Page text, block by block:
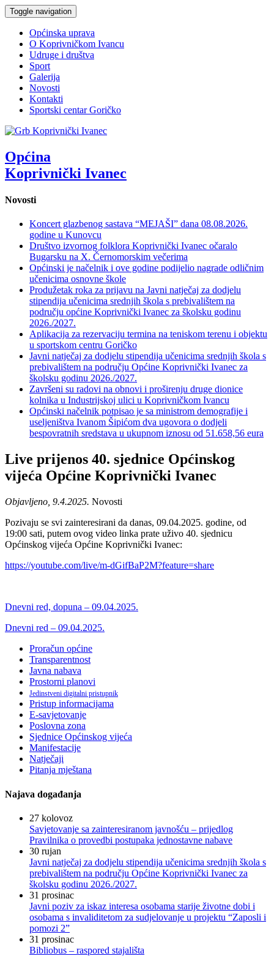
Toggle navigation
Općinska uprava
O Koprivničkom Ivancu
Udruge i društva
Sport
Galerija
Novosti
Kontakti
Sportski centar Goričko
Općina
Koprivnički Ivanec
Novosti
Koncert glazbenog sastava “MEJAŠI” dana 08.08.2026.
godine u Kunovcu
Društvo izvornog folklora Koprivnički Ivanec očaralo
Bugarsku na X. Černomorskim večerima
Općinski je načelnik i ove godine podijelio nagrade odličnim
učenicima osnovne škole
Produžetak roka za prijavu na Javni natječaj za dodjelu
stipendija učenicima srednjih škola s prebivalištem na
području općine Koprivnički Ivanec za školsku godinu
2026./2027.
Aplikacija za rezervaciju termina na teniskom terenu i objektu
u sportskom centru Goričko
Javni natječaj za dodjelu stipendija učenicima srednjih škola s
prebivalištem na području Općine Koprivnički Ivanec za
školsku godinu 2026./2027.
Završeni su radovi na obnovi i proširenju druge dionice
kolnika u Industrijskoj ulici u Koprivničkom Ivancu
Općinski načelnik potpisao je sa ministrom demografije i
useljeništva Ivanom Šipićom dva ugovora o dodjeli
bespovratnih sredstava u ukupnom iznosu od 51.658,56 eura
Live prijenos 40. sjednice Općinskog
vijeća Općine Koprivnički Ivanec
Objavljeno, 9.4.2025. Novosti
Pozivaju se svi zainteresirani da danas, 09.04.2025. godine, od
19:00 sati, putem ovog video linka prate uživo 40. sjednicu
Općinskog vijeća Općine Koprivnički Ivanec:
https://youtube.com/live/m-dGifBaP2M?feature=share
Dnevni red, dopuna – 09.04.2025.
Dnevni red – 09.04.2025.
Proračun općine
Transparentnost
Javna nabava
Prostorni planovi
Jedinstveni digitalni pristupnik
Pristup informacijama
E-savjetovanje
Poslovna zona
Sjednice Općinskog vijeća
Manifestacije
Natječaji
Pitanja mještana
Najava događanja
27 kolovoz
Savjetovanje sa zainteresiranom javnošću – prijedlog
Pravilnika o provedbi postupaka jednostavne nabave
30 rujan
Javni natječaj za dodjelu stipendija učenicima srednjih škola s
prebivalištem na području Općine Koprivnički Ivanec za
školsku godinu 2026./2027.
31 prosinac
Javni poziv za iskaz interesa osobama starije životne dobi i
osobama s invaliditetom za sudjelovanje u projektu “Zaposli i
pomozi 2”
31 prosinac
Bibliobus – raspored stajališta